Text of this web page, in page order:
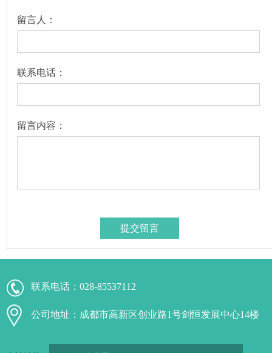
留言人：
联系电话：
留言内容：
联系电话：028-85537112
公司地址：成都市高新区创业路1号剑恒发展中心14楼